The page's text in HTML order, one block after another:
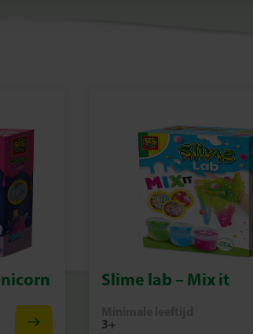
Slime lab – Mix it
3+